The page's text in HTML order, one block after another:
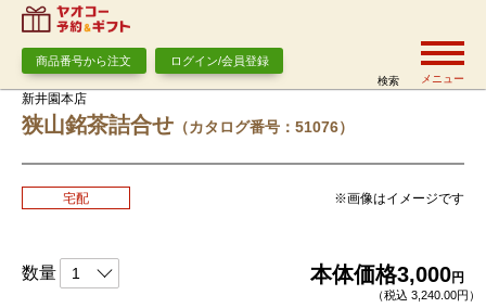
商品番号から注文 ログイン/会員登録
検索 メニュー
新井園本店
狭山銘茶詰合せ （カタログ番号：51076）
宅配 ※画像はイメージです
数量 本体価格3,000円
（税込 3,240.00円）